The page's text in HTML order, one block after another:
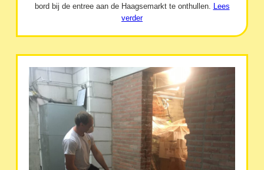
bord bij de entree aan de Haagsemarkt te onthullen. Lees
verder